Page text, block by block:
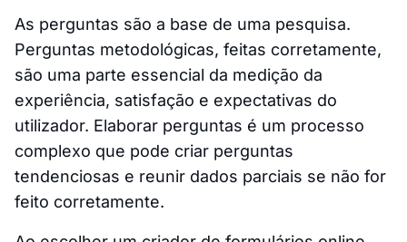
As perguntas são a base de uma pesquisa.
Perguntas metodológicas, feitas corretamente,
são uma parte essencial da medição da
experiência, satisfação e expectativas do
utilizador. Elaborar perguntas é um processo
complexo que pode criar perguntas
tendenciosas e reunir dados parciais se não for
feito corretamente.